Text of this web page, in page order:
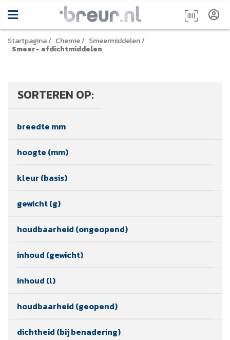
Startpagina/ Chemie/ Smeermiddelen/
Smeer- afdichtmiddelen
SORTEREN OP:
breedte mm
hoogte (mm)
kleur (basis)
gewicht (g)
houdbaarheid (ongeopend)
inhoud (gewicht)
inhoud (l)
houdbaarheid (geopend)
dichtheid (bij benadering)